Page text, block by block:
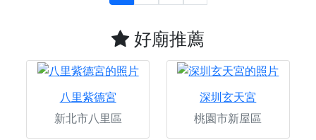
好廟推薦
八里紫德宮
新北市八里區
深圳玄天宮
桃園市新屋區